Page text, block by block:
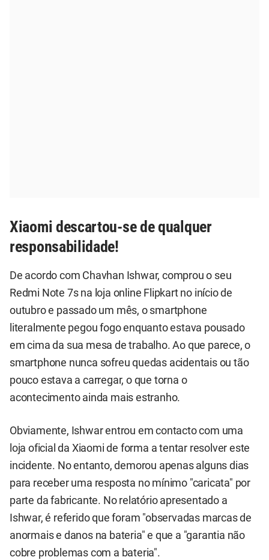
Xiaomi descartou-se de qualquer
responsabilidade!
De acordo com Chavhan Ishwar, comprou o seu
Redmi Note 7s na loja online Flipkart no início de
outubro e passado um mês, o smartphone
literalmente pegou fogo enquanto estava pousado
em cima da sua mesa de trabalho. Ao que parece, o
smartphone nunca sofreu quedas acidentais ou tão
pouco estava a carregar, o que torna o
acontecimento ainda mais estranho.
Obviamente, Ishwar entrou em contacto com uma
loja oficial da Xiaomi de forma a tentar resolver este
incidente. No entanto, demorou apenas alguns dias
para receber uma resposta no mínimo "caricata" por
parte da fabricante. No relatório apresentado a
Ishwar, é referido que foram "observadas marcas de
anormais e danos na bateria" e que a "garantia não
cobre problemas com a bateria".